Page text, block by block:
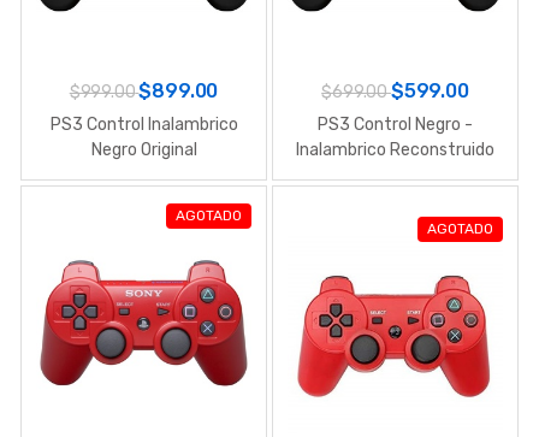
$999.00$899.00
PS3 Control Inalambrico
Negro Original
$699.00$599.00
PS3 Control Negro -
Inalambrico Reconstruido
Original
AGOTADO
AGOTADO